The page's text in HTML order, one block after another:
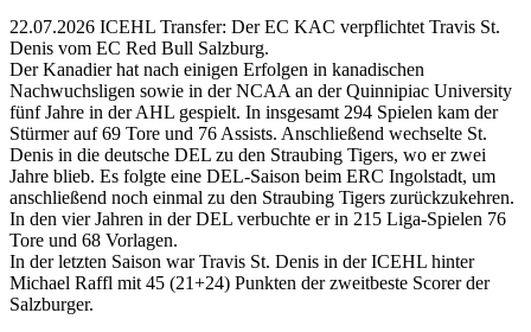
22.07.2026 ICEHL Transfer: Der EC KAC verpflichtet Travis St.
Denis vom EC Red Bull Salzburg.
Der Kanadier hat nach einigen Erfolgen in kanadischen
Nachwuchsligen sowie in der NCAA an der Quinnipiac University
fünf Jahre in der AHL gespielt. In insgesamt 294 Spielen kam der
Stürmer auf 69 Tore und 76 Assists. Anschließend wechselte St.
Denis in die deutsche DEL zu den Straubing Tigers, wo er zwei
Jahre blieb. Es folgte eine DEL-Saison beim ERC Ingolstadt, um
anschließend noch einmal zu den Straubing Tigers zurückzukehren.
In den vier Jahren in der DEL verbuchte er in 215 Liga-Spielen 76
Tore und 68 Vorlagen.
In der letzten Saison war Travis St. Denis in der ICEHL hinter
Michael Raffl mit 45 (21+24) Punkten der zweitbeste Scorer der
Salzburger.